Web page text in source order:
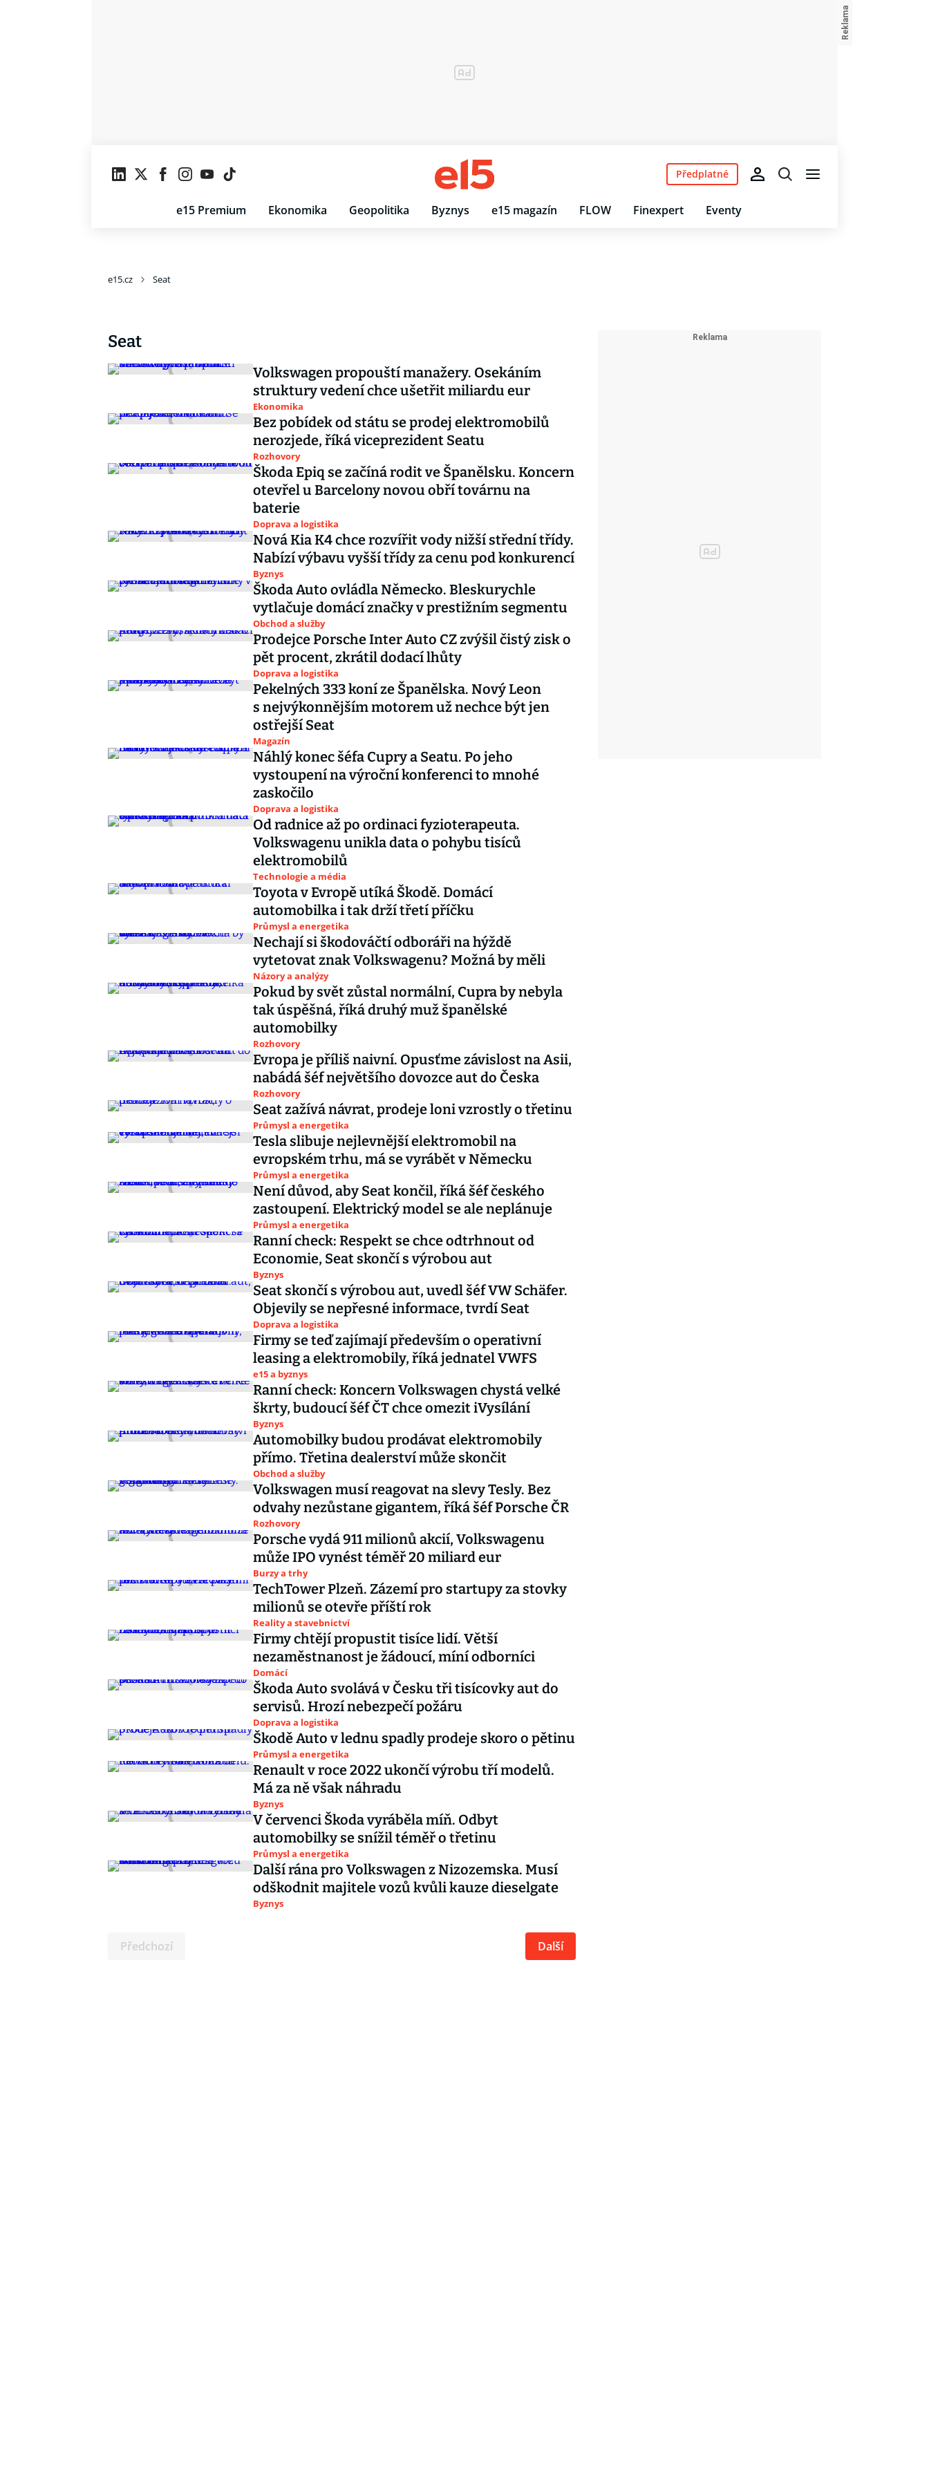
e15 Premium Ekonomika Geopolitika Byznys e15 magazín FLOW Finexpert Eventy
Předplatné
e15.cz Seat
Seat
Volkswagen propouští manažery. Osekáním
struktury vedení chce ušetřit miliardu eur
Ekonomika
Bez pobídek od státu se prodej elektromobilů
nerozjede, říká viceprezident Seatu
Rozhovory
Škoda Epiq se začíná rodit ve Španělsku. Koncern
otevřel u Barcelony novou obří továrnu na
baterie
Doprava a logistika
Nová Kia K4 chce rozvířit vody nižší střední třídy.
Nabízí výbavu vyšší třídy za cenu pod konkurencí
Byznys
Škoda Auto ovládla Německo. Bleskurychle
vytlačuje domácí značky v prestižním segmentu
Obchod a služby
Prodejce Porsche Inter Auto CZ zvýšil čistý zisk o
pět procent, zkrátil dodací lhůty
Doprava a logistika
Pekelných 333 koní ze Španělska. Nový Leon
s nejvýkonnějším motorem už nechce být jen
ostřejší Seat
Magazín
Náhlý konec šéfa Cupry a Seatu. Po jeho
vystoupení na výroční konferenci to mnohé
zaskočilo
Doprava a logistika
Od radnice až po ordinaci fyzioterapeuta.
Volkswagenu unikla data o pohybu tisíců
elektromobilů
Technologie a média
Toyota v Evropě utíká Škodě. Domácí
automobilka i tak drží třetí příčku
Průmysl a energetika
Nechají si škodováčtí odboráři na hýždě
vytetovat znak Volkswagenu? Možná by měli
Názory a analýzy
Pokud by svět zůstal normální, Cupra by nebyla
tak úspěšná, říká druhý muž španělské
automobilky
Rozhovory
Evropa je příliš naivní. Opusťme závislost na Asii,
nabádá šéf největšího dovozce aut do Česka
Rozhovory
Seat zažívá návrat, prodeje loni vzrostly o třetinu
Průmysl a energetika
Tesla slibuje nejlevnější elektromobil na
evropském trhu, má se vyrábět v Německu
Průmysl a energetika
Není důvod, aby Seat končil, říká šéf českého
zastoupení. Elektrický model se ale neplánuje
Průmysl a energetika
Ranní check: Respekt se chce odtrhnout od
Economie, Seat skončí s výrobou aut
Byznys
Seat skončí s výrobou aut, uvedl šéf VW Schäfer.
Objevily se nepřesné informace, tvrdí Seat
Doprava a logistika
Firmy se teď zajímají především o operativní
leasing a elektromobily, říká jednatel VWFS
e15 a byznys
Ranní check: Koncern Volkswagen chystá velké
škrty, budoucí šéf ČT chce omezit iVysílání
Byznys
Automobilky budou prodávat elektromobily
přímo. Třetina dealerství může skončit
Obchod a služby
Volkswagen musí reagovat na slevy Tesly. Bez
odvahy nezůstane gigantem, říká šéf Porsche ČR
Rozhovory
Porsche vydá 911 milionů akcií, Volkswagenu
může IPO vynést téměř 20 miliard eur
Burzy a trhy
TechTower Plzeň. Zázemí pro startupy za stovky
milionů se otevře příští rok
Reality a stavebnictví
Firmy chtějí propustit tisíce lidí. Větší
nezaměstnanost je žádoucí, míní odborníci
Domácí
Škoda Auto svolává v Česku tři tisícovky aut do
servisů. Hrozí nebezpečí požáru
Doprava a logistika
Škodě Auto v lednu spadly prodeje skoro o pětinu
Průmysl a energetika
Renault v roce 2022 ukončí výrobu tří modelů.
Má za ně však náhradu
Byznys
V červenci Škoda vyráběla míň. Odbyt
automobilky se snížil téměř o třetinu
Průmysl a energetika
Další rána pro Volkswagen z Nizozemska. Musí
odškodnit majitele vozů kvůli kauze dieselgate
Byznys
Předchozí Další